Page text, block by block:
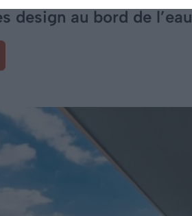
design au bord de l’eau